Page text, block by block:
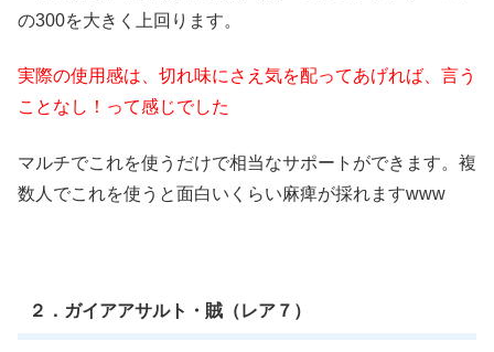
の300を大きく上回ります。
実際の使用感は、切れ味にさえ気を配ってあげれば、言う
ことなし！って感じでした
マルチでこれを使うだけで相当なサポートができます。複
数人でこれを使うと面白いくらい麻痺が採れますwww
２．ガイアアサルト・賊（レア７）